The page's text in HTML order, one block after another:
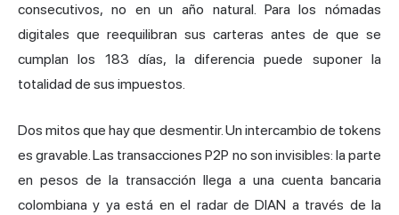
consecutivos, no en un año natural. Para los nómadas
digitales que reequilibran sus carteras antes de que se
cumplan los 183 días, la diferencia puede suponer la
totalidad de sus impuestos.
Dos mitos que hay que desmentir. Un intercambio de tokens
es gravable. Las transacciones P2P no son invisibles: la parte
en pesos de la transacción llega a una cuenta bancaria
colombiana y ya está en el radar de DIAN a través de la